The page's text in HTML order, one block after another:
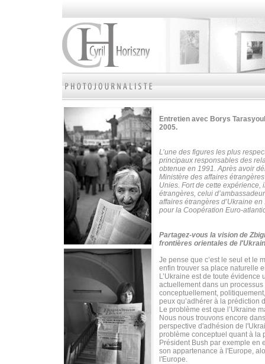
Entretien avec Borys
2005.
L’une des figures les plus
principaux responsables des
obtenue en 1991. Après avoir
Ministère des affaires
Unies. Fort de cette expérience,
étrangères, celui
affaires étrangères d’Ukraine
pour la Coopération Euro-
Partagez-vous la vision de
frontières orientales de
Je pense que c’est le seul et le
enfin trouver sa place naturelle
L’Ukraine est de toute
actuellement dans un
conceptuellement,
peux qu’adhérer à la prédiction
Le problème est que l’Ukraine
Nous nous trouvons encore
perspective d'adhésion de
problème conceptuel quant à la
Président Bush par exemple
son appartenance à l'Europe,
l'Europe.